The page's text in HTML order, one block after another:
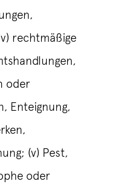
rechtmäßige
oder
Enteignung,
(v) Pest,
oder